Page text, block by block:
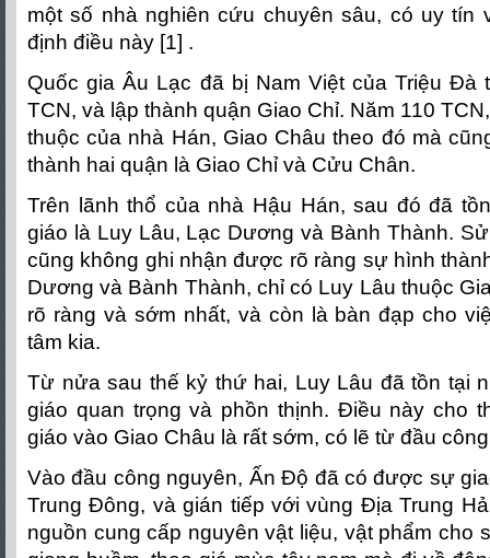
một số nhà nghiên cứu chuyên sâu, có uy tín
định điều này [1] .
Quốc gia Âu Lạc đã bị Nam Việt của Triệu Đà
TCN, và lập thành quận Giao Chỉ. Năm 110
thuộc của nhà Hán, Giao Châu theo đó mà
thành hai quận là Giao Chỉ và Cửu Chân.
Trên lãnh thổ của nhà Hậu Hán, sau đó đã
giáo là Luy Lâu, Lạc Dương và Bành Thành.
cũng không ghi nhận được rõ ràng sự hình
Dương và Bành Thành, chỉ có Luy Lâu thuộc
rõ ràng và sớm nhất, và còn là bàn đạp cho
tâm kia.
Từ nửa sau thế kỷ thứ hai, Luy Lâu đã tồn tại
giáo quan trọng và phồn thịnh. Điều này cho
giáo vào Giao Châu là rất sớm, có lẽ từ đầu
Vào đầu công nguyên, Ấn Độ đã có được sự
Trung Đông, và gián tiếp với vùng Địa Trung
nguồn cung cấp nguyên vật liệu, vật phẩm cho